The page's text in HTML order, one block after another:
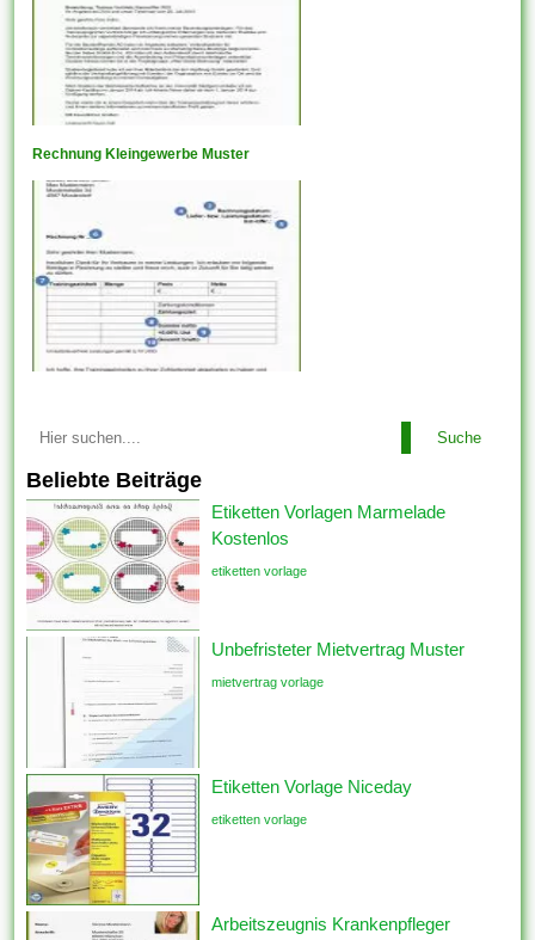
Rechnung Kleingewerbe Muster
Suche
Beliebte Beiträge
Etiketten Vorlagen Marmelade
Kostenlos
etiketten vorlage
Unbefristeter Mietvertrag Muster
mietvertrag vorlage
Etiketten Vorlage Niceday
etiketten vorlage
Arbeitszeugnis Krankenpfleger